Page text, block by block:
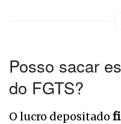
Posso sacar
do FGTS?
O lucro depositado